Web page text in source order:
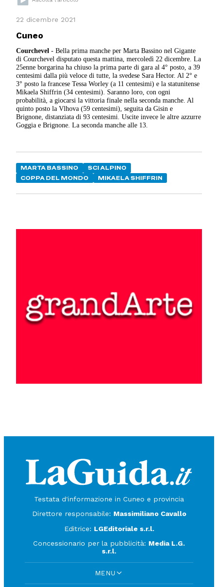
22 dicembre 2021
Cuneo
Courchevel - Bella prima manche per Marta Bassino nel Gigante
di Courchevel disputato questa mattina, mercoledì 22 dicembre. La
25enne borgarina ha chiuso la prima parte di gara al 4° posto, a 39
centesimi dalla più veloce di tutte, la svedese Sara Hector. Al 2° e
3° posto la francese Tessa Worley (a 11 centesimi) e la statunitense
Mikaela Shiffrin (34 centesimi). Saranno loro, con ogni
probabilità, a giocarsi la vittoria finale nella seconda manche. Al
quinto posto la Vlhova (59 centesimi), seguita da Gisin e
Brignone, distanziata di 93 centesimi. Uscite invece le altre azzurre
Goggia e Brignone. La seconda manche alle 13.
MARTA BASSINO
SCI ALPINO
COPPA DEL MONDO
MIKAELA SHIFFRIN
Testata d'informazione in Cuneo e provincia
Direttore responsabile: Massimiliano Cavallo
Editrice: LGEditoriale s.r.l.
Concessionario per la pubblicità: Media L.G.
s.r.l.
MENU